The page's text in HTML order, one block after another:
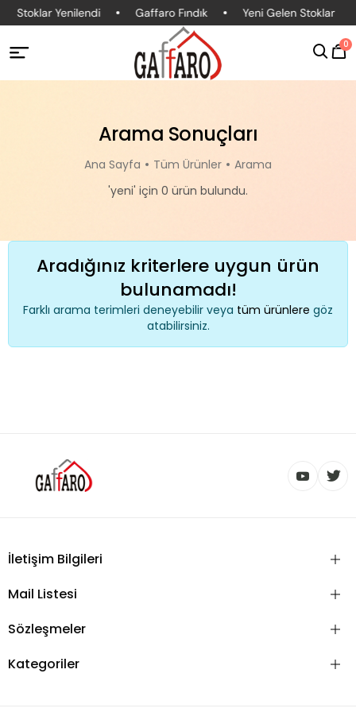
Stoklar Yenilendi Gaffaro Fındık Yeni Gelen Stoklar
0
Arama Sonuçları
Ana Sayfa Tüm Ürünler
Arama
'yeni' için 0 ürün bulundu.
Aradığınız kriterlere uygun ürün
bulunamadı!
Farklı arama terimleri deneyebilir veya tüm ürünlere göz
atabilirsiniz.
İletişim Bilgileri
Mail Listesi
Sözleşmeler
Kategoriler